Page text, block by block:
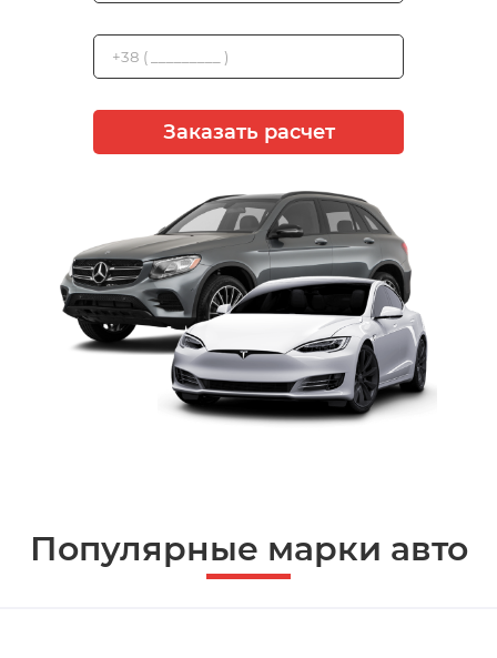
Заказать расчет
Популярные марки авто